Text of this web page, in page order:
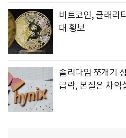
비트코인, 클래리
대 횡보
솔리다임 쪼개기
급락, 본질은 차익